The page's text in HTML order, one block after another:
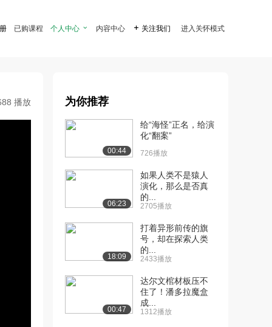
已购课程 个人中心  内容中心  关注我们 进入关怀模式
播放 为你推荐
00:44
给“海怪”正名，给演
化“翻案”
726播放
06:23
如果人类不是猿人
演化，那么是否真
的...
2705播放
18:09
打着异形前传的旗
号，却在探索人类
的...
2433播放
00:47
达尔文棺材板压不
住了！潘多拉魔盒
成...
1312播放